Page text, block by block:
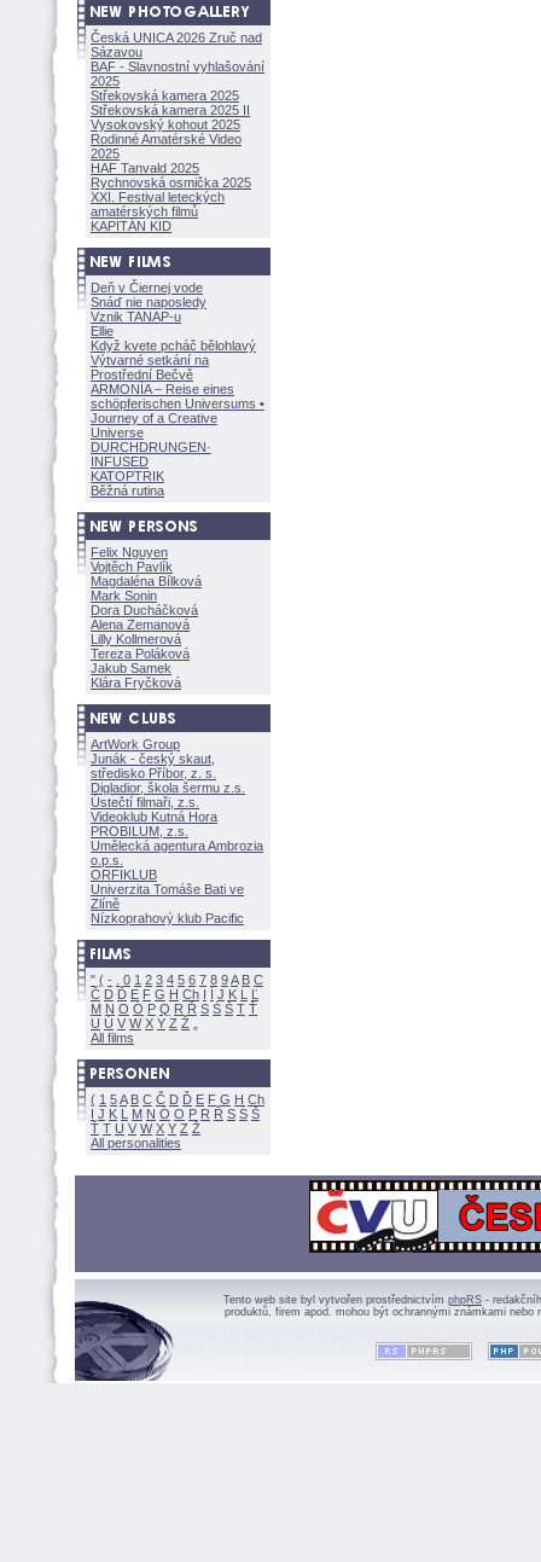
Česká UNICA 2026 Zruč nad
Sázavou
BAF - Slavnostní vyhlašování
2025
Střekovská kamera 2025
Střekovská kamera 2025 II
Vysokovský kohout 2025
Rodinné Amatérské Video
2025
HAF Tanvald 2025
Rychnovská osmička 2025
XXI. Festival leteckých
amatérských filmů
KAPITÁN KID
Deň v Čiernej vode
Snáď nie naposledy
Vznik TANAP-u
Ellie
Když kvete pcháč bělohlavý
Výtvarné setkání na
Prostřední Bečvě
ARMONÍA – Reise eines
schöpferischen Universums •
Journey of a Creative
Universe
DURCHDRUNGEN·
INFUSED
KATOPTRIK
Běžná rutina
Felix Nguyen
Vojtěch Pavlík
Magdaléna Bílkov
Mark Sonin
Dora Ducháčkov
Alena Zemanov
Lilly Kollmerov
Tereza Polákov
Jakub Samek
Klára Fryčkov
ArtWork Group
Junák - český skaut,
středisko Příbor, z. s.
Digladior, škola šermu z.s.
Ústečtí filmaři, z.s.
Videoklub Kutná Hora
PROBILUM, z.s.
Umělecká agentura Ambrozia
o.p.s.
ORFIKLUB
Univerzita Tomáše Bati ve
Zlíně
Nízkoprahový klub Pacific
" ( - 0 1 2 3 4 5 6 7 8 9A B C
Č D Ď E F G H Ch I Í J K L
Ľ
M N O Ó P Q R Ř S Ś T Ť
U Ú V W X Y Z
All films
( 1 5A B C Č D Ď E F G H Ch
I J K L M N Ó O P R Ř S Ś
Ť T U V W X Y Z
All personalities
Tento web site byl vytvořen prostřednictvím phpRS -
produktů, firem apod. mohou být ochrannými známkami